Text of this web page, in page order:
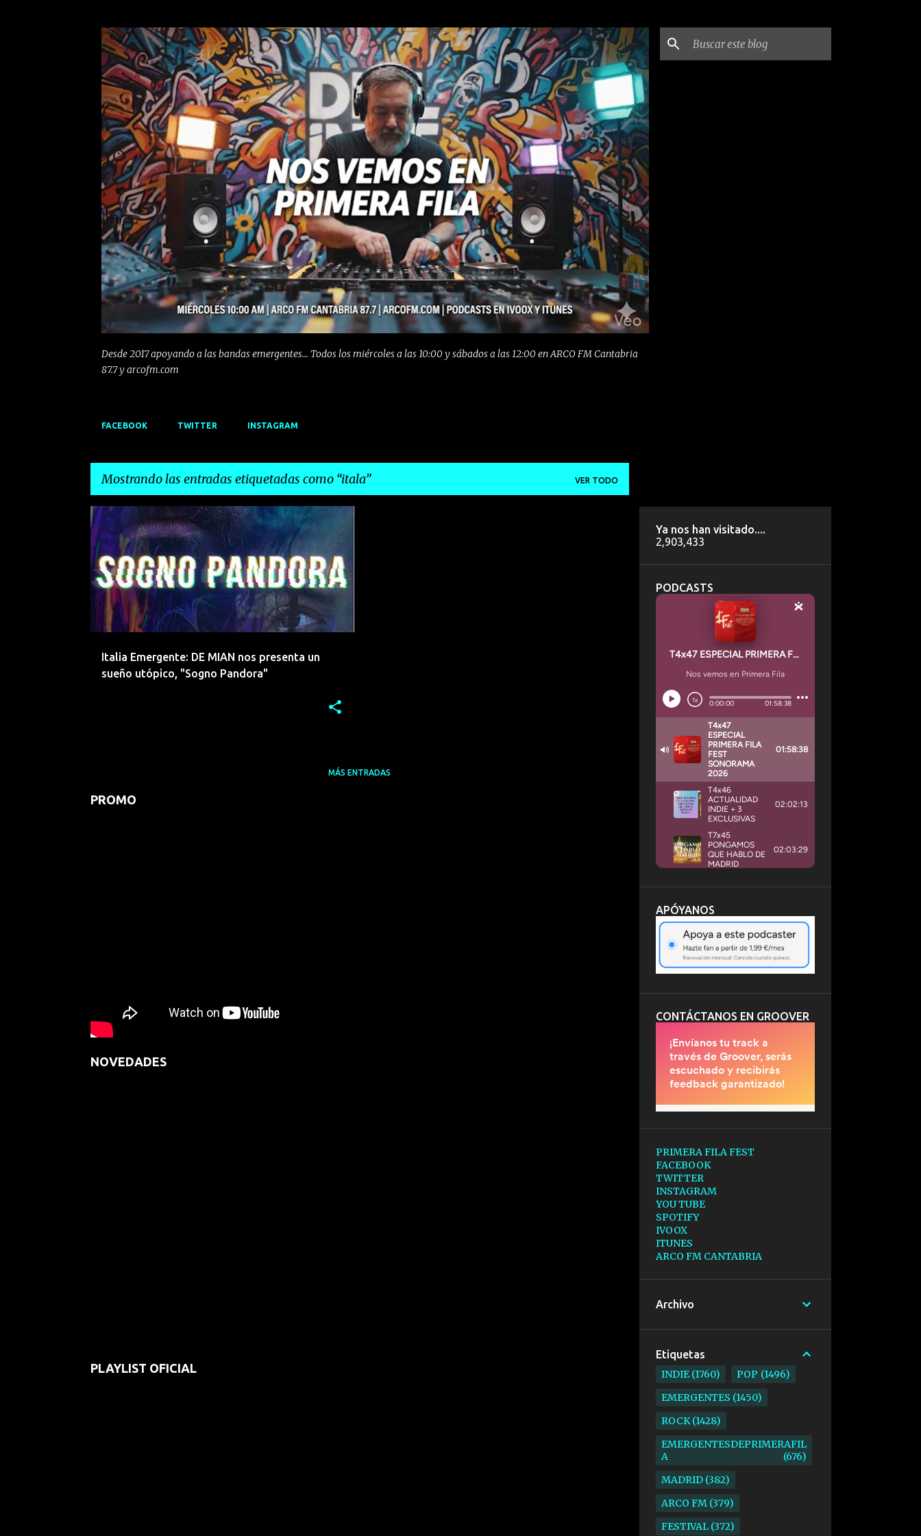
Desde 2017 apoyando a las bandas emergentes... Todos los miércoles a las 10:00 y sábados a las 12:00 en ARCO FM Cantabria
87.7 y arcofm.com
FACEBOOK TWITTER INSTAGRAM
Mostrando las entradas etiquetadas como itala VER TODO
E
n
t
r
Italia Emergente: DE MIAN nos presenta un
sueño utópico, "Sogno Pandora"
ALTERNATIVO DE MIAN EMERGENTES INDIE
ITALA ROCK
MÁS ENTRADAS
PROMO
NOVEDADES
PLAYLIST OFICIAL
Ya nos han visitado....
2,903,433
PODCASTS
APÓYANOS
CONTÁCTANOS EN GROOVER
PRIMERA FILA FEST
FACEBOOK
TWITTER
INSTAGRAM
YOU TUBE
SPOTIFY
IVOOX
ITUNES
ARCO FM CANTABRIA
Archivo
Etiquetas
INDIE 1760 POP 1496
EMERGENTES 1450
ROCK 1428
EMERGENTESDEPRIMERAFIL
A
676
MADRID 382
ARCO FM 379
FESTIVAL 372